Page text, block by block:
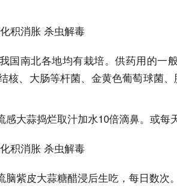
南北各地均有栽培。供药用的一
核、大肠等杆菌、金黄色葡萄球菌
大蒜捣烂取汁加水10倍滴鼻。或每天
紫皮大蒜糖醋浸后生吃，每日数次。